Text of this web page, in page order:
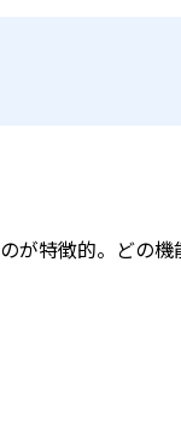
特徴的。どの機